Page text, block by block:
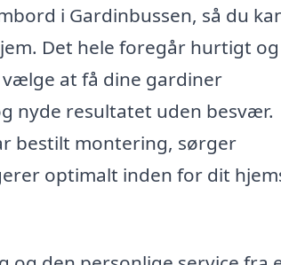
i Gardinbussen, så du
Det hele foregår hurtigt og
at få dine gardiner
nyde resultatet uden besvær.
bestilt montering, sørger
optimalt inden for dit